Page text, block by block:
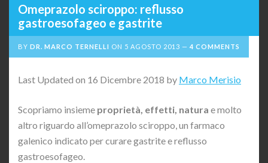
Omeprazolo sciroppo: reflusso
gastroesofageo e gastrite
BY DR. MARCO TERNELLI ON 5 AGOSTO 2013 4 COMMENTS
Last Updated on 16 Dicembre 2018 by Marco Merisio
Scopriamo insieme proprietà, effetti, natura e molto
altro riguardo all’omeprazolo sciroppo, un farmaco
galenico indicato per curare gastrite e reflusso
gastroesofageo.